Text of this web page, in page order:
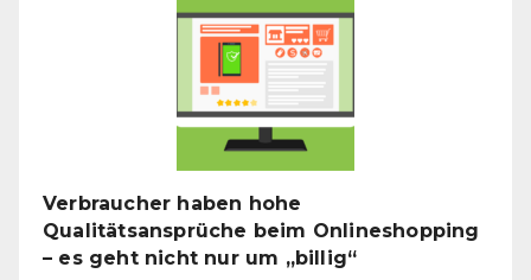
Verbraucher haben hohe
Qualitätsansprüche beim Onlineshopping
– es geht nicht nur um „billig“